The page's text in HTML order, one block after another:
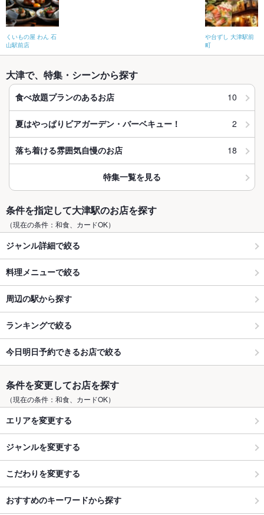
くいもの屋 わん 石
山駅前店
や台ずし 大津駅前
町
大津で、特集・シーンから探す
食べ放題プランのあるお店 10
夏はやっぱりビアガーデン・バーベキュー！ 2
落ち着ける雰囲気自慢のお店 18
特集一覧を見る
条件を指定して大津駅のお店を探す
（現在の条件：和食、カードOK）
ジャンル詳細で絞る
料理メニューで絞る
周辺の駅から探す
ランキングで絞る
今日明日予約できるお店で絞る
条件を変更してお店を探す
（現在の条件：和食、カードOK）
エリアを変更する
ジャンルを変更する
こだわりを変更する
おすすめのキーワードから探す